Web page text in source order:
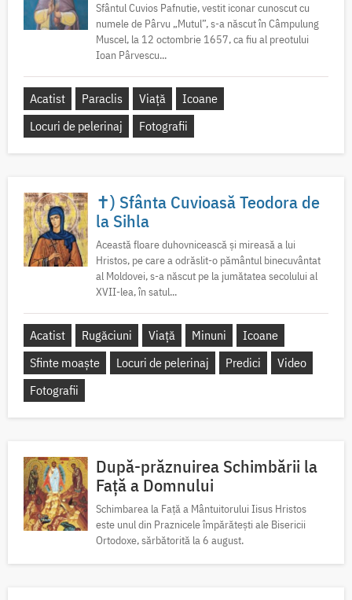
Sfântul Cuvios Pafnutie, vestit iconar cunoscut cu
numele de Pârvu „Mutul”, s-a născut în Câmpulung
Muscel, la 12 octombrie 1657, ca fiu al preotului
Ioan Pârvescu...
Acatist Paraclis Viață
Icoane
Locuri de pelerinaj
Fotografii
✝) Sfânta Cuvioasă Teodora de
la Sihla
Această floare duhovnicească și mireasă a lui
Hristos, pe care a odrăslit-o pământul binecuvântat
al Moldovei, s-a născut pe la jumătatea secolului al
XVII-lea, în satul...
Acatist Rugăciuni Viață Minuni
Icoane
Sfinte moaște
Locuri de pelerinaj Predici
Video
Fotografii
După-prăznuirea Schimbării la
Față a Domnului
Schimbarea la Față a Mântuitorului Iisus Hristos
este unul din Praznicele împărătești ale Bisericii
Ortodoxe, sărbătorită la 6 august.